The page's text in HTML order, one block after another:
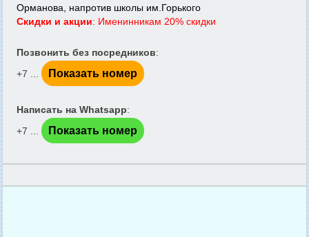
Орманова, напротив школы им.Горького
Скидки и акции: Именинникам 20% скидки
Позвонить без посредников:
+7 ...
Показать номер
Написать на Whatsapp:
+7 ...
Показать номер